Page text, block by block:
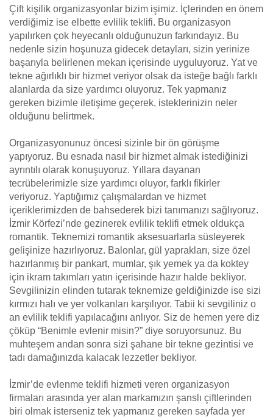
Çift kişilik organizasyonlar bizim işimiz. İçlerinden en önem
verdiğimiz ise elbette evlilik teklifi. Bu organizasyon
yapılırken çok heyecanlı olduğunuzun farkındayız. Bu
nedenle sizin hoşunuza gidecek detayları, sizin yerinize
başarıyla belirlenen mekan içerisinde uyguluyoruz. Yat ve
tekne ağırlıklı bir hizmet veriyor olsak da isteğe bağlı farklı
alanlarda da size yardımcı oluyoruz. Tek yapmanız
gereken bizimle iletişime geçerek, isteklerinizin neler
olduğunu belirtmek.
Organizasyonunuz öncesi sizinle bir ön görüşme
yapıyoruz. Bu esnada nasıl bir hizmet almak istediğinizi
ayrıntılı olarak konuşuyoruz. Yıllara dayanan
tecrübelerimizle size yardımcı oluyor, farklı fikirler
veriyoruz. Yaptığımız çalışmalardan ve hizmet
içeriklerimizden de bahsederek bizi tanımanızı sağlıyoruz.
İzmir Körfezi’nde gezinerek evlilik teklifi etmek oldukça
romantik. Teknemizi romantik aksesuarlarla süsleyerek
gelişinize hazırlıyoruz. Balonlar, gül yaprakları, size özel
hazırlanmış bir pankart, mumlar, şık yemek ya da koktey
için ikram takımları yatın içerisinde hazır halde bekliyor.
Sevgilinizin elinden tutarak teknemize geldiğinizde ise sizi
kırmızı halı ve yer volkanları karşılıyor. Tabii ki sevgiliniz o
an evlilik teklifi yapılacağını anlıyor. Siz de hemen yere diz
çöküp “Benimle evlenir misin?” diye soruyorsunuz. Bu
muhteşem andan sonra sizi şahane bir tekne gezintisi ve
tadı damağınızda kalacak lezzetler bekliyor.
İzmir’de evlenme teklifi hizmeti veren organizasyon
firmaları arasında yer alan markamızın şanslı çiftlerinden
biri olmak isterseniz tek yapmanız gereken sayfada yer